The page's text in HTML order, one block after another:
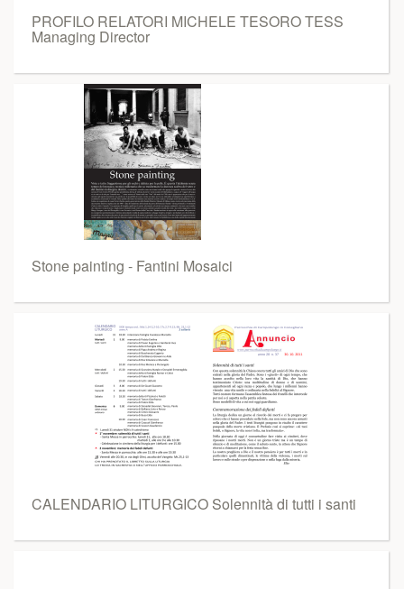
PROFILO RELATORI MICHELE TESORO TESS
Managing Director
Stone painting - Fantini Mosaici
CALENDARIO LITURGICO Solennità di tutti i santi